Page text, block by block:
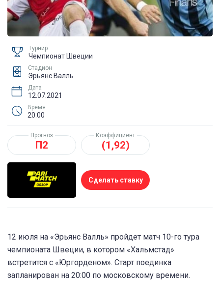
Турнир
Чемпионат Швеции
Стадион
Эрьянс Валль
Дата
12.07.2021
Время
20:00
Прогноз
П2
Коэффициент
(1,92)
Сделать ставку
12 июля на «Эрьянс Валль» пройдет матч 10-го тура
чемпионата Швеции, в котором «Хальмстад»
встретится с «Юргорденом». Старт поединка
запланирован на 20:00 по московскому времени.